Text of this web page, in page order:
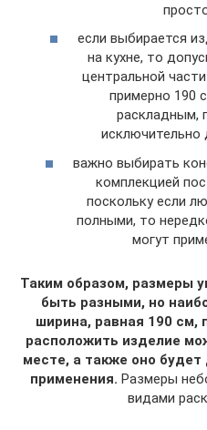
если выбирается
на кухне, то
центральной
примерно 190
раскладным,
исключительно
важно выбирать
комплекцией
поскольку если
полными, то
могут
Таким образом, размеры
быть разными, но
ширина, равная 190 см,
расположить изделие
месте, а также оно
применения. Размеры
видами